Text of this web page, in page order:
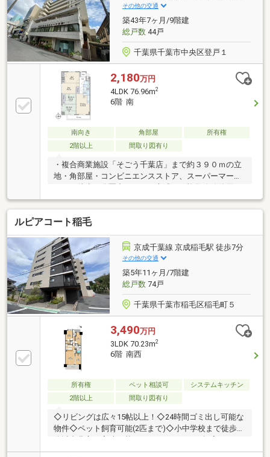
その他の交通
築43年7ヶ月/9階建
総戸数44戸
千葉県千葉市中央区登戸１
2,180万円
4LDK 76.96m2
6階 南
南向き 角部屋
所有権
2階以上
間取り図有り
・複合商業施設「そごう千葉店」まで約３９０ｍの立
地・角部屋・コンビニエンスストア、スーパーマーケ
ットが徒歩５分圏内・ＪＲや京成など複数路線使用可
能・「ペリエ千葉（千葉駅直結）」「そごう千葉店」
等、多様な商業施設が集まる「千葉」駅周辺が生活圏
内・南向きバルコニーに面したダイニングキッチン・
２面採光の和室（約６畳）
ルピアコート稲毛
京成千葉線 京成稲毛駅 徒歩7分
その他の交通
築5年11ヶ月/7階建
総戸数74戸
千葉県千葉市稲毛区稲毛町５
3,490万円
3LDK 70.23m2
6階 南西
所有権 ペット相談可
システムキッチン
2階以上
間取り図有り
◇リビングは広々15帖以上！◇24時間ゴミ出し可能な
物件◇ペット飼育可能(2匹まで)◇小中学校まで徒歩10
します！住宅ローンのご相談も承っております！お気